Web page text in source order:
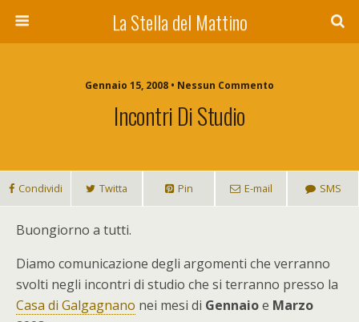
La Stella del Mattino
Gennaio 15, 2008 • Nessun Commento
Incontri Di Studio
Condividi Twitta Pin E-mail SMS
Buongiorno a tutti.
Diamo comunicazione degli argomenti che verranno
svolti negli incontri di studio che si terranno presso la
Casa di Galgagnano nei mesi di Gennaioe Marzo